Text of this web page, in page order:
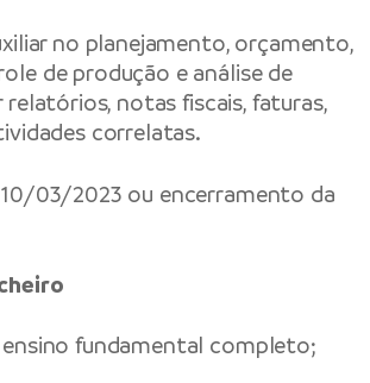
no planejamento, orçamento,
de produção e análise de
notas fiscais, faturas,
correlatas.
03/2023 ou encerramento da
ensino fundamental completo;